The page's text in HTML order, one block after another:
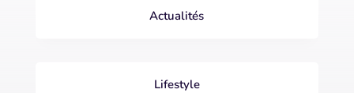
Actualités
Lifestyle